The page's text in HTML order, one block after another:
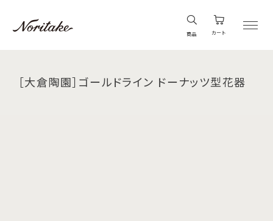
商品 カート
［大倉陶園］ゴールドライン ドーナッツ型花器